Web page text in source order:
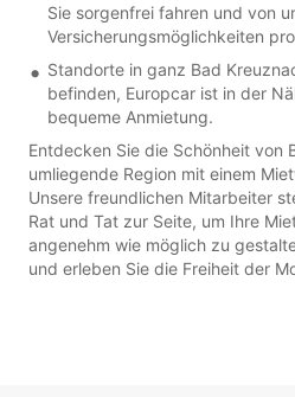
Sie sorgenfrei fahren und von
Versicherungsmöglichkeiten
Standorte in ganz Bad
befinden, Europcar ist in der
bequeme Anmietung.
Entdecken Sie die Schönheit von
umliegende Region mit einem
Unsere freundlichen Mitarbeiter
Rat und Tat zur Seite, um Ihre
angenehm wie möglich zu
und erleben Sie die Freiheit der